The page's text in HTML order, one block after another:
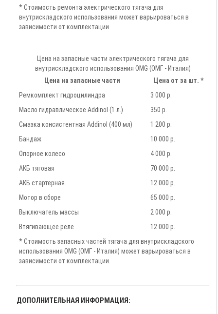
* Стоимость ремонта электрического тягача для
внутрискладского использования может варьироваться в
зависимости от комплектации.
Цена на запасные части электрического тягача для
внутрискладского использования OMG (ОМГ - Италия)
Цена на запасные части
Цена от за шт. *
Ремкомплект гидроцилиндра
3 000 р.
Масло гидравлическое Addinol (1 л.)
350 р.
Смазка консистентная Addinol (400 мл)
1 200 р.
Бандаж
10 000 р.
Опорное колесо
4 000 р.
АКБ тяговая
70 000 р.
АКБ стартерная
12 000 р.
Мотор в сборе
65 000 р.
Выключатель массы
2 000 р.
Втягивающее реле
12 000 р.
* Стоимость запасных частей тягача для внутрискладского
использования OMG (ОМГ - Италия) может варьироваться в
зависимости от комплектации.
ДОПОЛНИТЕЛЬНАЯ ИНФОРМАЦИЯ: